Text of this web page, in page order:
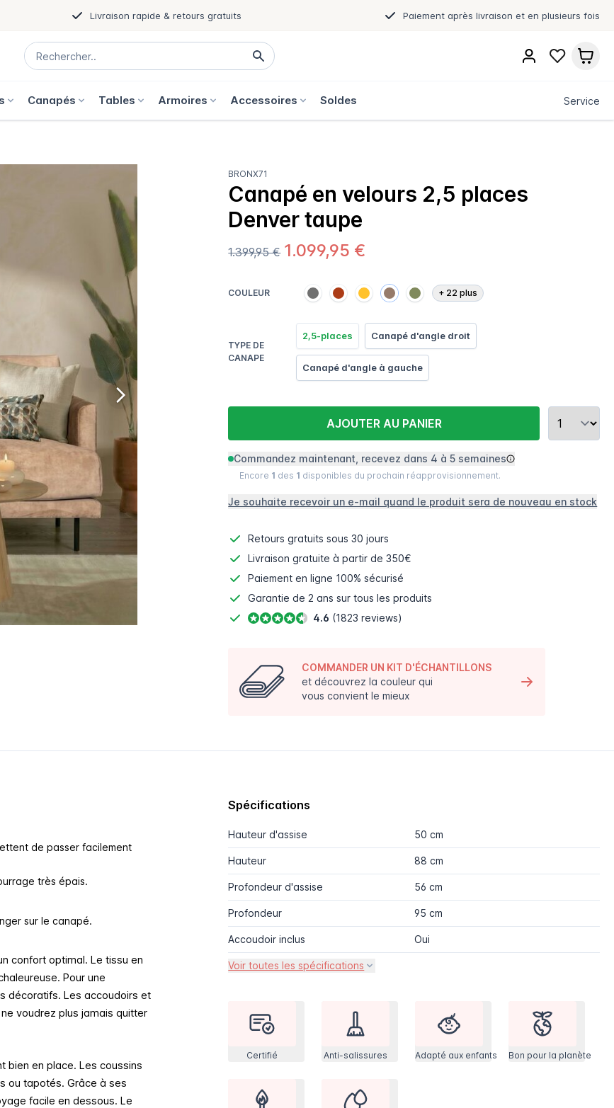
Livraison rapide & retours gratuits Paiement après livraison et en plusieurs fois
Canapés Tables Armoires Accessoires Soldes Service
BRONX71
Canapé en velours 2,5 places
Denver taupe
1.399,95 € 1.099,95 €
COULEUR + 22 plus
TYPE DE
CANAPE
2,5-places Canapé d'angle droit
Canapé d'angle à gauche
AJOUTER AU PANIER
Commandez maintenant, recevez dans 4 à 5 semaines
Encore 1 des 1 disponibles du prochain réapprovisionnement.
Je souhaite recevoir un e-mail quand le produit sera de nouveau en stock
Retours gratuits sous 30 jours
Livraison gratuite à partir de 350€
Paiement en ligne 100% sécurisé
Garantie de 2 ans sur tous les produits
4.6 (1823 reviews)
COMMANDER UN KIT D'ÉCHANTILLONS
et découvrez la couleur qui
vous convient le mieux
de passer facilement
très épais.
sur le canapé.
confort optimal. Le tissu en
Pour une
décoratifs. Les accoudoirs et
voudrez plus jamais quitter
bien en place. Les coussins
ou tapotés. Grâce à ses
facile en dessous. Le
Spécifications
Hauteur d'assise 50 cm
Hauteur 88 cm
Profondeur d'assise 56 cm
Profondeur 95 cm
Accoudoir inclus Oui
Voir toutes les spécifications
Certifié Anti-salissures Adapté aux enfants Bon pour la planète